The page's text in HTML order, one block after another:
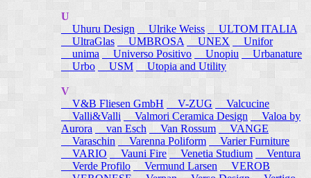
U
Uhuru Design
Ulrike Weiss
ULTOM ITALIA
UltraGlas
UMBROSA UNEX
Unifor
unima
Universo Positivo Unopiu
Urbanature
Urbo
USM Utopia and Utility
V
V&B Fliesen GmbH
V-ZUG
Valcucine
Valli&Valli
Valmori Ceramica Design
Valoa by
Aurora
van Esch Van Rossum
VANGE
Varaschin
Varenna Poliform
Varier Furniture
VARIO
Vauni Fire Venetia Studium
Ventura
Verde Profilo
Vermund Larsen
VEROB